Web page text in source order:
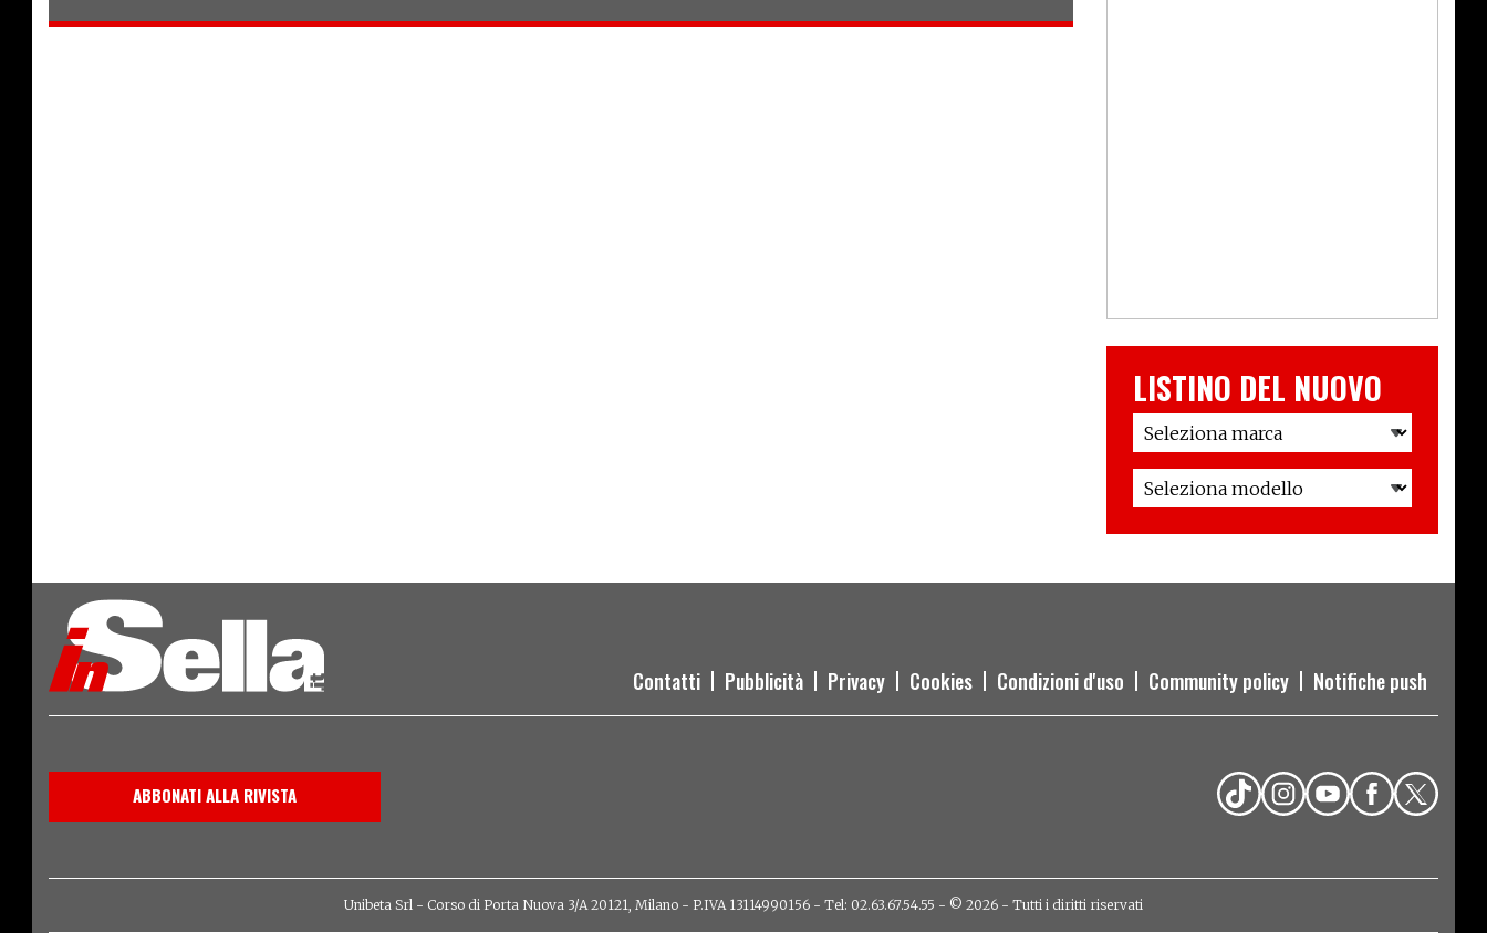
LISTINO DEL NUOVO
Contatti Pubblicità Privacy Cookies Condizioni d'uso Community policy Notifiche push
ABBONATI ALLA RIVISTA
Unibeta Srl - Corso di Porta Nuova 3/A 20121, Milano - P.IVA 13114990156 - Tel: 02.63.67.54.55 - © 2026 - Tutti i diritti riservati